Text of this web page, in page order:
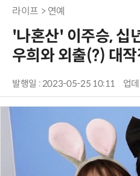
라이프 > 연예
'나혼산' 이주승, 십
우희와 외출(?) 대작
발행일 : 2023-05-25 10:11 업